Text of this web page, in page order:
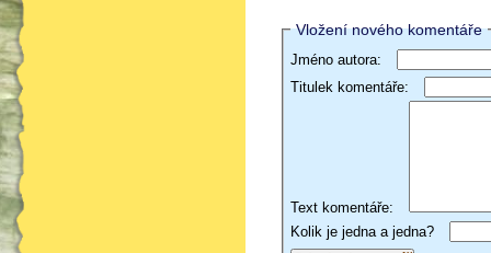
Vložení nového komentáře
Jméno autora:
Titulek komentáře:
Text komentáře:
Kolik je jedna a jedna?